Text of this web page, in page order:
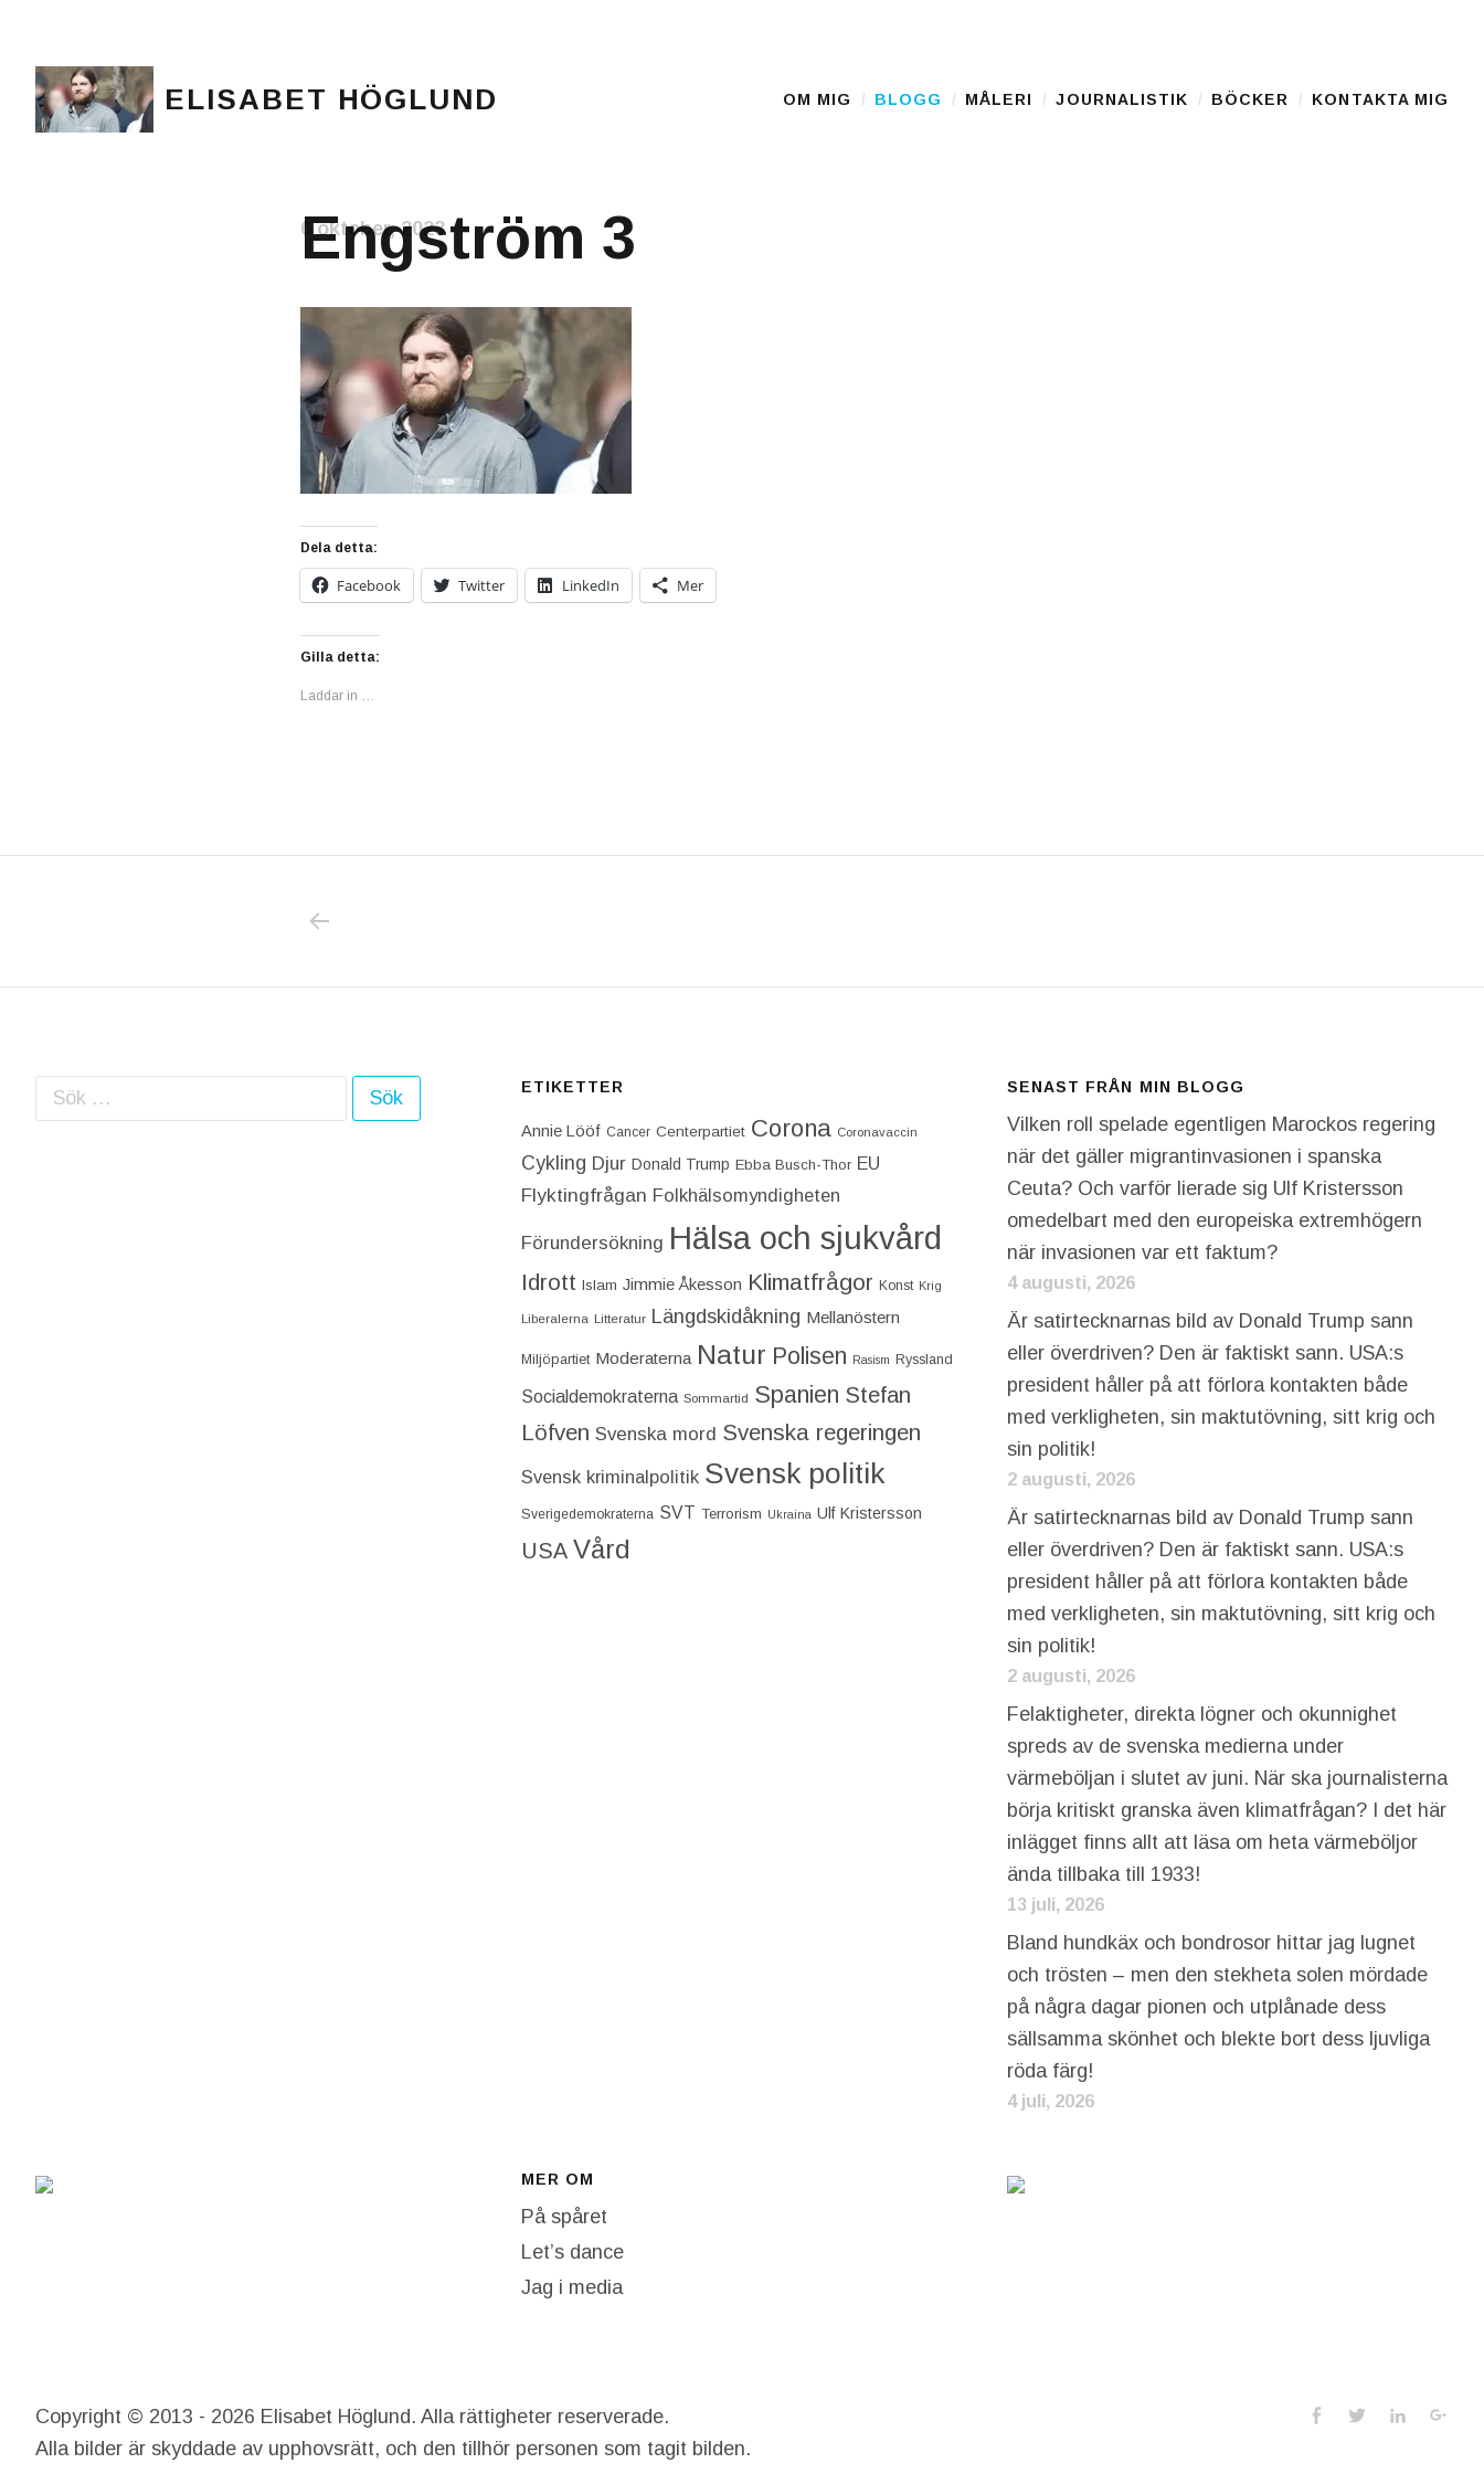
ELISABET HÖGLUND Main Menu
OM MIG BLOGG MÅLERI JOURNALISTIK BÖCKER KONTAKTA MIG
Engström 3
6 oktober, 2023
Dela detta:
Facebook Twitter LinkedIn Mer
Gilla detta:
Laddar in …
Sök efter: ETIKETTER
Annie Lööf Cancer Centerpartiet‎ Corona Coronavaccin
Cykling Djur Donald Trump Ebba Busch-Thor EU
Flyktingfrågan Folkhälsomyndigheten
Förundersökning Hälsa och sjukvård
Idrott Islam Jimmie Åkesson Klimatfrågor Konst Krig
Liberalerna Litteratur Längdskidåkning Mellanöstern
Miljöpartiet Moderaterna Natur Polisen Rasism Ryssland
Socialdemokraterna Sommartid Spanien Stefan
Löfven Svenska mord Svenska regeringen
Svensk kriminalpolitik Svensk politik
Sverigedemokraterna SVT Terrorism Ukraina Ulf Kristersson
USA Vård
SENAST FRÅN MIN BLOGG
Vilken roll spelade egentligen Marockos regering
när det gäller migrantinvasionen i spanska
Ceuta? Och varför lierade sig Ulf Kristersson
omedelbart med den europeiska extremhögern
när invasionen var ett faktum?
4 augusti, 2026
Är satirtecknarnas bild av Donald Trump sann
eller överdriven? Den är faktiskt sann. USA:s
president håller på att förlora kontakten både
med verkligheten, sin maktutövning, sitt krig och
sin politik!
2 augusti, 2026
Är satirtecknarnas bild av Donald Trump sann
eller överdriven? Den är faktiskt sann. USA:s
president håller på att förlora kontakten både
med verkligheten, sin maktutövning, sitt krig och
sin politik!
2 augusti, 2026
Felaktigheter, direkta lögner och okunnighet
spreds av de svenska medierna under
värmeböljan i slutet av juni. När ska journalisterna
börja kritiskt granska även klimatfrågan? I det här
inlägget finns allt att läsa om heta värmeböljor
ända tillbaka till 1933!
13 juli, 2026
Bland hundkäx och bondrosor hittar jag lugnet
och trösten – men den stekheta solen mördade
på några dagar pionen och utplånade dess
sällsamma skönhet och blekte bort dess ljuvliga
röda färg!
4 juli, 2026
MER OM
På spåret
Let’s dance
Jag i media
Social
Facebook
TwitterLinkedIn
Copyright © 2013 - 2026 Elisabet Höglund. Alla rättigheter reserverade.
Alla bilder är skyddade av upphovsrätt, och den tillhör personen som tagit bilden.